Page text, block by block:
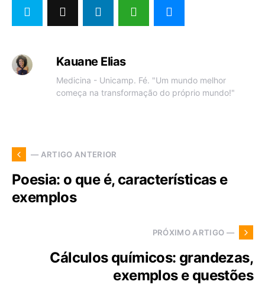
Kauane Elias
Medicina - Unicamp. Fé. "Um mundo melhor
começa na transformação do próprio mundo!"
— ARTIGO ANTERIOR
Poesia: o que é, características e
exemplos
PRÓXIMO ARTIGO —
Cálculos químicos: grandezas,
exemplos e questões